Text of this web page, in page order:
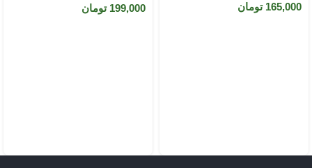
165,000 تومان 199,000 تومان